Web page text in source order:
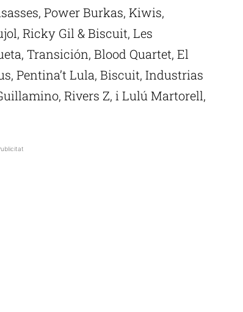
Power Burkas, Kiwis,
Ricky Gil & Biscuit, Les
Transición, Blood Quartet, El
Pentina’t Lula, Biscuit, Industrias
Rivers Z, i Lulú Martorell,